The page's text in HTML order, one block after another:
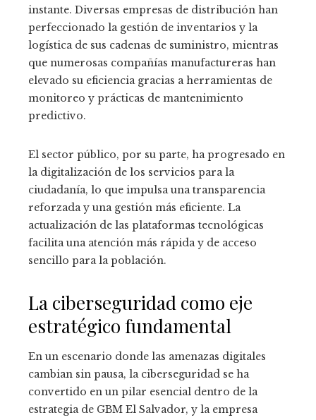
instante. Diversas empresas de distribución han
perfeccionado la gestión de inventarios y la
logística de sus cadenas de suministro, mientras
que numerosas compañías manufactureras han
elevado su eficiencia gracias a herramientas de
monitoreo y prácticas de mantenimiento
predictivo.
El sector público, por su parte, ha progresado en
la digitalización de los servicios para la
ciudadanía, lo que impulsa una transparencia
reforzada y una gestión más eficiente. La
actualización de las plataformas tecnológicas
facilita una atención más rápida y de acceso
sencillo para la población.
La ciberseguridad como eje
estratégico fundamental
En un escenario donde las amenazas digitales
cambian sin pausa, la ciberseguridad se ha
convertido en un pilar esencial dentro de la
estrategia de GBM El Salvador, y la empresa